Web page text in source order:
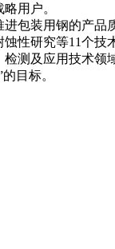
用户。
装用钢的产品
性研究等11个技
及应用技术领
目标。